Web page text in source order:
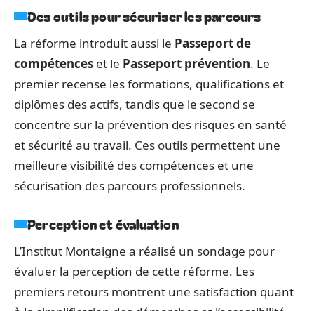
Des outils pour sécuriser les parcours
La réforme introduit aussi le Passeport de
compétences et le Passeport prévention. Le
premier recense les formations, qualifications et
diplômes des actifs, tandis que le second se
concentre sur la prévention des risques en santé
et sécurité au travail. Ces outils permettent une
meilleure visibilité des compétences et une
sécurisation des parcours professionnels.
Perception et évaluation
L’Institut Montaigne a réalisé un sondage pour
évaluer la perception de cette réforme. Les
premiers retours montrent une satisfaction quant